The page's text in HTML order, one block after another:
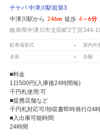
チケパ 中津川駅前第3
中津川駅から 246m 徒歩 4～6分
岐阜県中津川市太田町2丁目344-
駐車場形式 - 屋内外
全長 - 全幅
■料金
1日500円(入庫後24時間毎)
千円札使用:可
■提携店舗など
千円札対応可/領収書即時発行/24
■入出庫可能時間
24時間